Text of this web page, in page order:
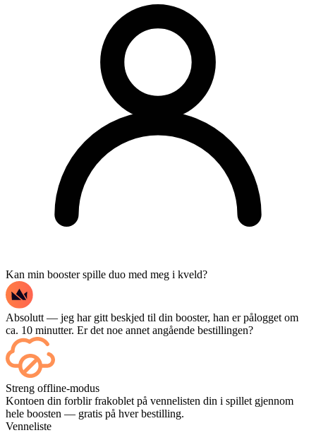
Kan min booster spille duo med meg i kveld?
Absolutt — jeg har gitt beskjed til din booster, han er pålogget om
ca. 10 minutter. Er det noe annet angående bestillingen?
Jepp – hver kamp dukker opp på dashbordet ditt etter hvert som den
avsluttes, og hvis du vil se selve kampene, legg til Streaming i
kassen.
Streng offline-modus
Kontoen din forblir frakoblet på vennelisten din i spillet gjennom
hele boosten — gratis på hver bestilling.
Venneliste